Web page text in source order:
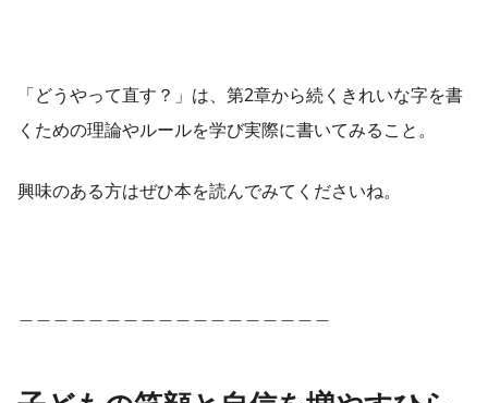
「どうやって直す？」は、第2章から続くきれいな字を書
くための理論やルールを学び実際に書いてみること。
興味のある方はぜひ本を読んでみてくださいね。